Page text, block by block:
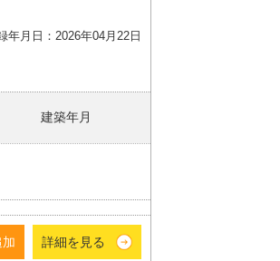
年月日：2026年04月22日
建築年月
詳細を見る